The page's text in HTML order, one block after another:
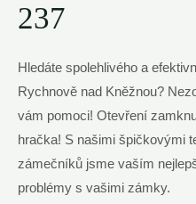
237
Hledáte spolehlivého a
Rychnově nad Kněžnou?
vám pomoci! Otevření
hračka! S našimi špičkovými
zámečníků jsme vaším
problémy s vašimi zámky.